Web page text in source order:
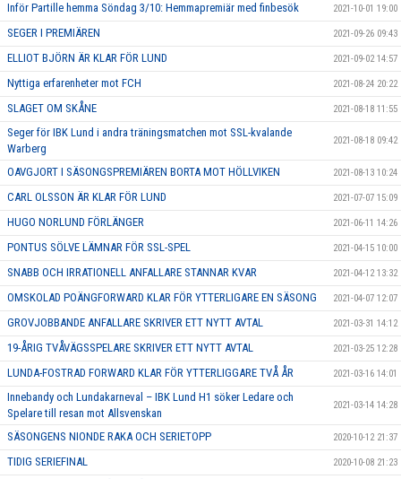
Inför Partille hemma Söndag 3/10: Hemmapremiär med finbesök 2021-10-01 19:00
SEGER I PREMIÄREN 2021-09-26 09:43
ELLIOT BJÖRN ÄR KLAR FÖR LUND 2021-09-02 14:57
Nyttiga erfarenheter mot FCH 2021-08-24 20:22
SLAGET OM SKÅNE 2021-08-18 11:55
Seger för IBK Lund i andra träningsmatchen mot SSL-kvalande
Warberg
2021-08-18 09:42
OAVGJORT I SÄSONGSPREMIÄREN BORTA MOT HÖLLVIKEN 2021-08-13 10:24
CARL OLSSON ÄR KLAR FÖR LUND 2021-07-07 15:09
HUGO NORLUND FÖRLÄNGER 2021-06-11 14:26
PONTUS SÖLVE LÄMNAR FÖR SSL-SPEL 2021-04-15 10:00
SNABB OCH IRRATIONELL ANFALLARE STANNAR KVAR 2021-04-12 13:32
OMSKOLAD POÄNGFORWARD KLAR FÖR YTTERLIGARE EN SÄSONG 2021-04-07 12:07
GROVJOBBANDE ANFALLARE SKRIVER ETT NYTT AVTAL 2021-03-31 14:12
19-ÅRIG TVÅVÄGSSPELARE SKRIVER ETT NYTT AVTAL 2021-03-25 12:28
LUNDA-FOSTRAD FORWARD KLAR FÖR YTTERLIGGARE TVÅ ÅR 2021-03-16 14:01
Innebandy och Lundakarneval – IBK Lund H1 söker Ledare och
Spelare till resan mot Allsvenskan
2021-03-14 14:28
SÄSONGENS NIONDE RAKA OCH SERIETOPP 2020-10-12 21:37
TIDIG SERIEFINAL 2020-10-08 21:23